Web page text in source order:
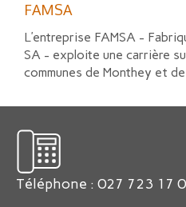
FAMSA
L’entreprise FAMSA -
SA - exploite une carrière
communes de Monthey et
Téléphone : 027 723 17